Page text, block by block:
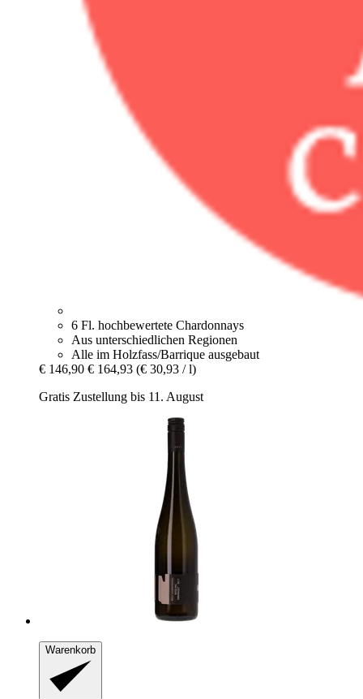
6 Fl. hochbewertete Chardonnays
Aus unterschiedlichen Regionen
Alle im Holzfass/Barrique ausgebaut
€ 146,90 € 164,93 (€ 30,93 / l)
Gratis Zustellung bis 11. August
Warenkorb